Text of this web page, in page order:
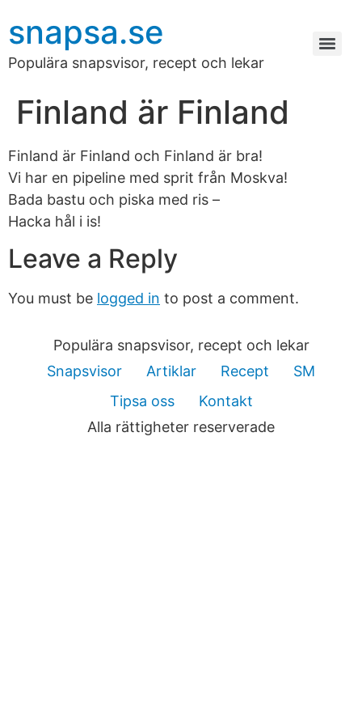
snapsa.se
Populära snapsvisor, recept och lekar
Finland är Finland
Finland är Finland och Finland är bra!
Vi har en pipeline med sprit från Moskva!
Bada bastu och piska med ris –
Hacka hål i is!
Leave a Reply
You must be logged in to post a comment.
Populära snapsvisor, recept och lekar
Snapsvisor
Artiklar Recept
SM
Tipsa oss
Kontakt
Alla rättigheter reserverade